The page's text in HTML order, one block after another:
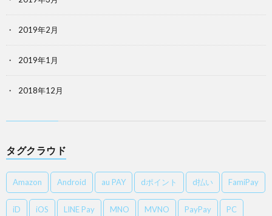
2019年2月
2019年1月
2018年12月
タグクラウド
Amazon Android au PAY dポイント d払い FamiPay
iD iOS LINE Pay MNO MVNO PayPay PC